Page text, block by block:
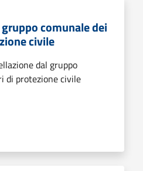
comunale dei
civile
dal gruppo
di protezione civile